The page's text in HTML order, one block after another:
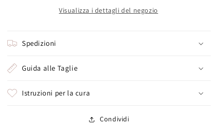
Visualizza i dettagli del negozio
Spedizioni
Guida alle Taglie
Istruzioni per la cura
Condividi